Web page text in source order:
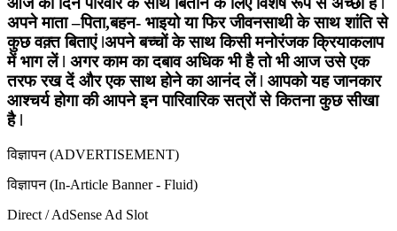
अपने माता –पिता,बहन- भाइयो या फिर जीवनसाथी के साथ शांति से
कुछ वक़्त बिताएं ǀअपने बच्चों के साथ किसी मनोरंजक क्रियाकलाप
में भाग लें ǀ अगर काम का दबाव अधिक भी है तो भी आज उसे एक
तरफ रख दें और एक साथ होने का आनंद लें ǀ आपको यह जानकार
आश्चर्य होगा की आपने इन पारिवारिक सत्रों से कितना कुछ सीखा
है ǀ
विज्ञापन (ADVERTISEMENT)
विज्ञापन (In-Article Banner - Fluid)
Direct / AdSense Ad Slot